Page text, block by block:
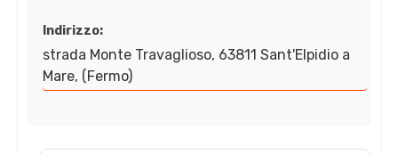
Indirizzo:
strada Monte Travaglioso, 63811 Sant'Elpidio a
Mare, (Fermo)